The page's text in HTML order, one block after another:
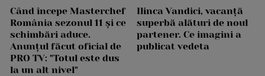
Când începe Masterchef
România sezonul 11 și ce
schimbări aduce.
Anunțul făcut oficial de
PRO TV: "Totul este dus
la un alt nivel"
Ilinca Vandici, vacanță
superbă alături de noul
partener. Ce imagini a
publicat vedeta